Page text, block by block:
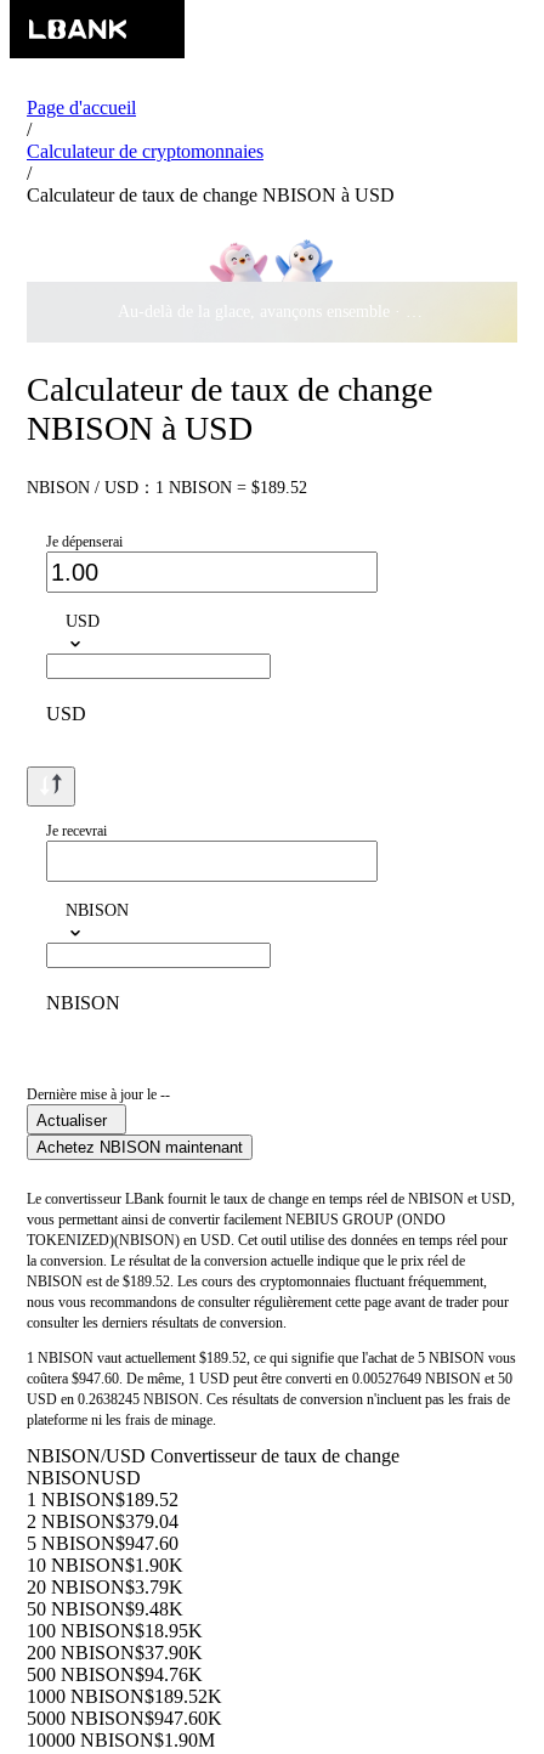
Page d'accueil
/
Calculateur de cryptomonnaies
/
Calculateur de taux de change NBISON à USD
Au-delà de la glace, avançons ensemble ·
500 000 $
Calculateur de taux de change
NBISON à USD
NBISON / USD：1 NBISON = $189.52
Je dépenserai
USD
USD
Je recevrai
NBISON
NBISON
Dernière mise à jour le --
Actualiser
Achetez NBISON maintenant
Le convertisseur LBank fournit le taux de change en temps réel de NBISON et USD,
vous permettant ainsi de convertir facilement NEBIUS GROUP (ONDO
TOKENIZED)(NBISON) en USD. Cet outil utilise des données en temps réel pour
la conversion. Le résultat de la conversion actuelle indique que le prix réel de
NBISON est de $189.52. Les cours des cryptomonnaies fluctuant fréquemment,
nous vous recommandons de consulter régulièrement cette page avant de trader pour
consulter les derniers résultats de conversion.
1 NBISON vaut actuellement $189.52, ce qui signifie que l'achat de 5 NBISON vous
coûtera $947.60. De même, 1 USD peut être converti en 0.00527649 NBISON et 50
USD en 0.2638245 NBISON. Ces résultats de conversion n'incluent pas les frais de
plateforme ni les frais de minage.
NBISON/USD Convertisseur de taux de change
NBISONUSD
1 NBISON$189.52
2 NBISON$379.04
5 NBISON$947.60
10 NBISON$1.90K
20 NBISON$3.79K
50 NBISON$9.48K
100 NBISON$18.95K
200 NBISON$37.90K
500 NBISON$94.76K
1000 NBISON$189.52K
5000 NBISON$947.60K
10000 NBISON$1.90M